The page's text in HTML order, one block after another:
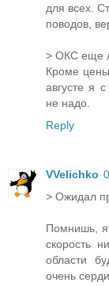
для всех.
поводов,
> ОКС еще
Кроме
августе я
не надо.
Reply
VVelichko
> Ожидал
Помнишь, я
скорость
области
очень